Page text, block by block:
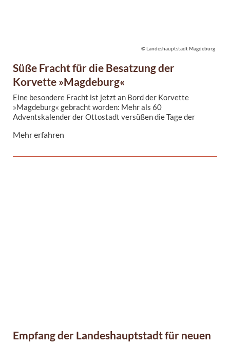
Süße Fracht für die Besatzung der
Korvette »Magdeburg«
Eine besondere Fracht ist jetzt an Bord der Korvette
»Magdeburg« gebracht worden: Mehr als 60
Adventskalender der Ottostadt versüßen die Tage der
sind die Vorweihnachts-Tageszähler zur »Botschafterin der
Mehr erfahren
© Landeshauptstadt Magdeburg
Empfang der Landeshauptstadt für neuen